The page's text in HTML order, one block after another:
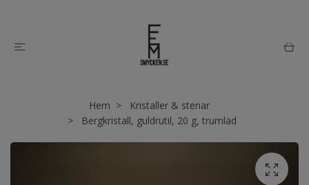
Hem
Kristaller & stenar
Bergkristall, guldrutil, 20 g, trumlad